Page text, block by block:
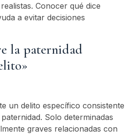
Conocer qué dice
a evitar decisiones
la paternidad
un delito específico consistente
Solo determinadas
graves relacionadas con